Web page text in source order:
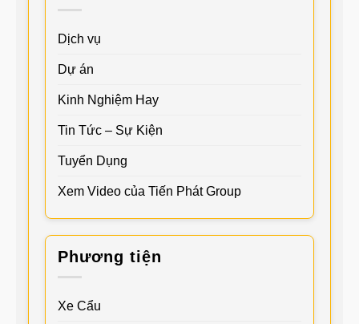
Dịch vụ
Dự án
Kinh Nghiệm Hay
Tin Tức – Sự Kiện
Tuyển Dụng
Xem Video của Tiến Phát Group
Phương tiện
Xe Cẩu